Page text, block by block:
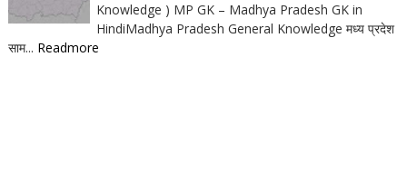
Knowledge ) MP GK – Madhya Pradesh GK in
HindiMadhya Pradesh General Knowledge मध्य प्रदेश
साम... Readmore